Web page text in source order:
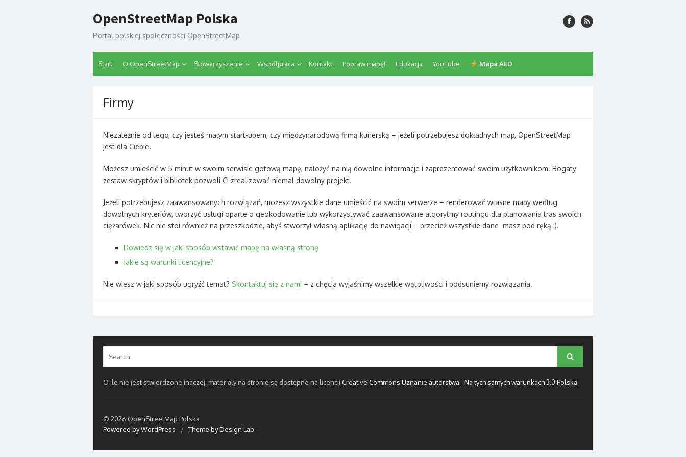
to
content
OpenStreetMap Polska
Portal polskiej społeczności OpenStreetMap
Start O OpenStreetMap Stowarzyszenie Współpraca Kontakt Popraw mapę! Edukacja YouTube Mapa AED
Firmy
Niezależnie od tego, czy jesteś małym start-upem, czy międzynarodową firmą kurierską – jeżeli potrzebujesz dokładnych map, OpenStreetMap
jest dla Ciebie.
Możesz umieścić w 5 minut w swoim serwisie gotową mapę, nałożyć na nią dowolne informacje i zaprezentować swoim użytkownikom. Bogaty
zestaw skryptów i bibliotek pozwoli Ci zrealizować niemal dowolny projekt.
Jeżeli potrzebujesz zaawansowanych rozwiązań, możesz wszystkie dane umieścić na swoim serwerze – renderować własne mapy według
dowolnych kryteriów, tworzyć usługi oparte o geokodowanie lub wykorzystywać zaawansowane algorytmy routingu dla planowania tras swoich
ciężarówek. Nic nie stoi również na przeszkodzie, abyś stworzył własną aplikację do nawigacji – przecież wszystkie dane masz pod ręką :).
Dowiedz się w jaki sposób wstawić mapę na własną stronę
Jakie są warunki licencyjne?
Nie wiesz w jaki sposób ugryźć temat? Skontaktuj się z nami – z chęcia wyjaśnimy wszelkie wątpliwości i podsuniemy rozwiązania.
for:
Search
O ile nie jest stwierdzone inaczej, materiały na stronie są dostępne na licencji Creative Commons Uznanie autorstwa - Na tych samych warunkach 3.0 Polska
© 2026 OpenStreetMap Polska
Powered by WordPress
/ Theme by Design Lab